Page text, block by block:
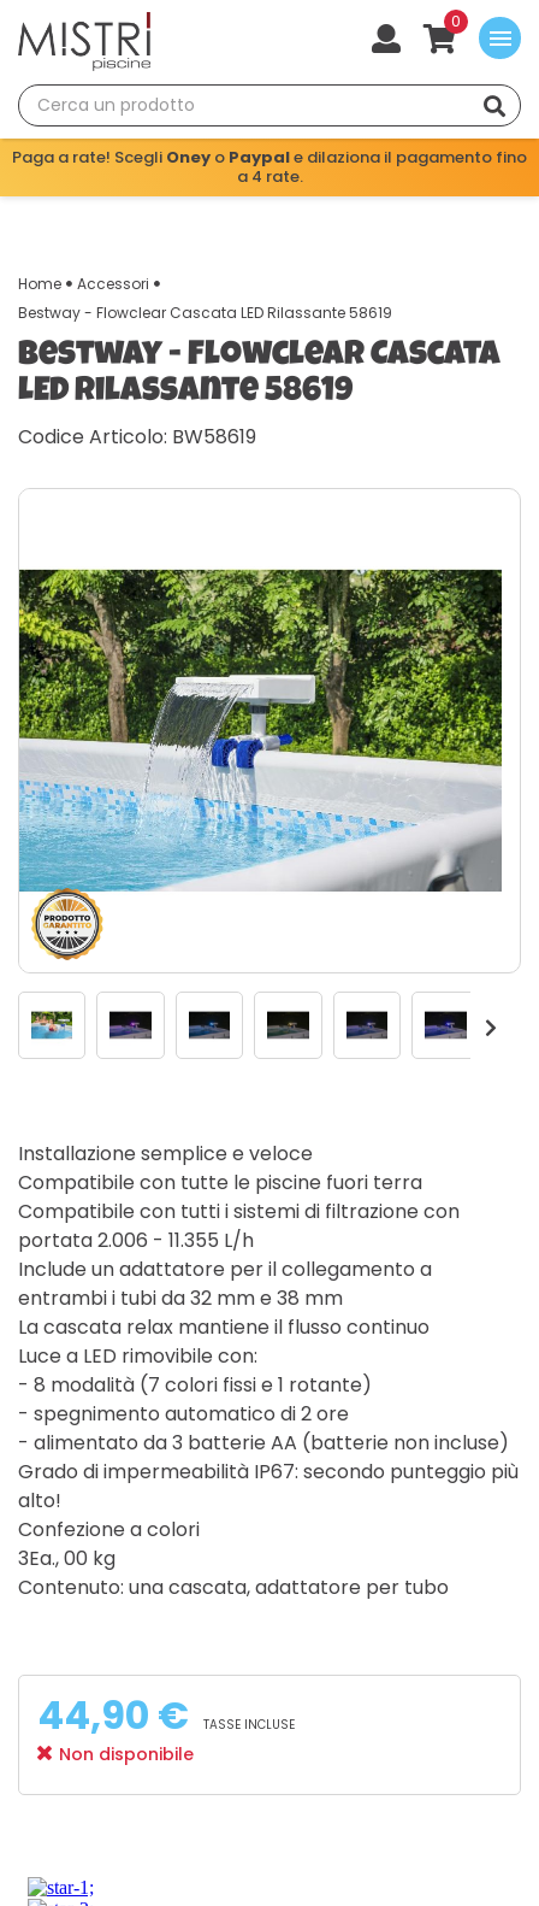
0
menu
Paga a rate! Scegli Oney o Paypale dilaziona il pagamento fino
a 4 rate.
Home
Accessori
Bestway - Flowclear Cascata LED Rilassante 58619
Bestway - Flowclear Cascata
LED Rilassante 58619
Codice Articolo: BW58619
Installazione semplice e veloce
Compatibile con tutte le piscine fuori terra
Compatibile con tutti i sistemi di filtrazione con
portata 2.006 - 11.355 L/h
Include un adattatore per il collegamento a
entrambi i tubi da 32 mm e 38 mm
La cascata relax mantiene il flusso continuo
Luce a LED rimovibile con:
- 8 modalità (7 colori fissi e 1 rotante)
- spegnimento automatico di 2 ore
- alimentato da 3 batterie AA (batterie non incluse)
Grado di impermeabilità IP67: secondo punteggio più
alto!
Confezione a colori
3Ea., 00 kg
Contenuto: una cascata, adattatore per tubo
44,90 € TASSE INCLUSE
Non disponibile